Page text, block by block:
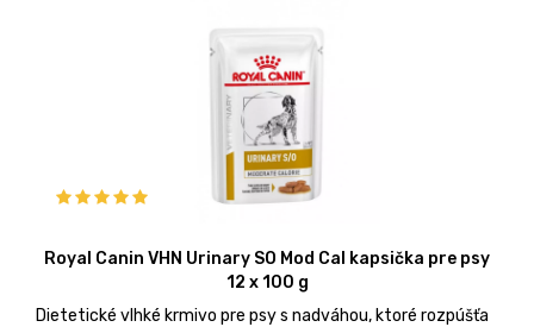
Royal Canin VHN Urinary SO Mod Cal kapsička pre psy
12 x 100 g
Dietetické vlhké krmivo pre psy s nadváhou, ktoré rozpúšťa